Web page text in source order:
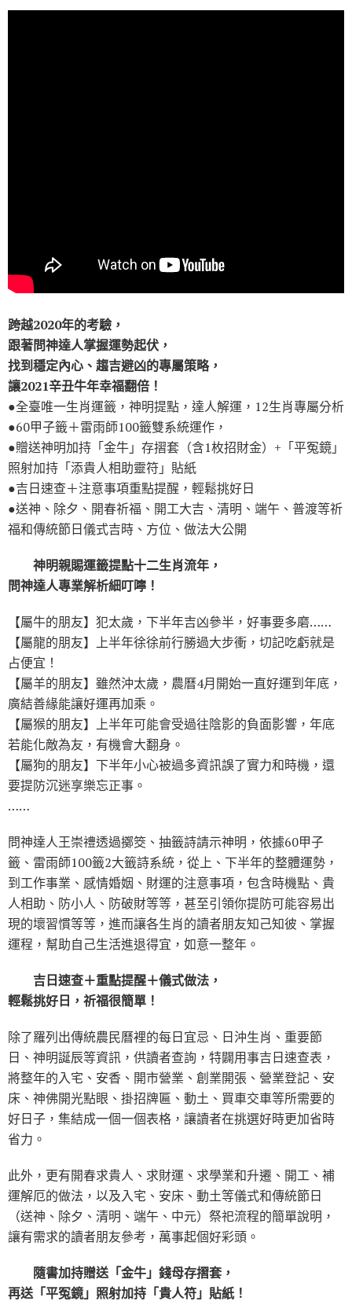
跨越2020年的考驗，
跟著問神達人掌握運勢起伏，
找到穩定內心、趨吉避凶的專屬策略，
讓2021辛丑牛年幸福翻倍！
●全臺唯一生肖運籤，神明提點，達人解運，12生肖專屬分析
●60甲子籤＋雷雨師100籤雙系統運作，
●贈送神明加持「金牛」存摺套（含1枚招財金）+「平冤鏡」
照射加持「添貴人相助靈符」貼紙
●吉日速查＋注意事項重點提醒，輕鬆挑好日
●送神、除夕、開春祈福、開工大吉、清明、端午、普渡等祈
福和傳統節日儀式吉時、方位、做法大公開
神明親賜運籤提點十二生肖流年，
問神達人專業解析細叮嚀！
【屬牛的朋友】犯太歲，下半年吉凶參半，好事要多磨……
【屬龍的朋友】上半年徐徐前行勝過大步衝，切記吃虧就是
占便宜！
【屬羊的朋友】雖然沖太歲，農曆4月開始一直好運到年底，
廣結善緣能讓好運再加乘。
【屬猴的朋友】上半年可能會受過往陰影的負面影響，年底
若能化敵為友，有機會大翻身。
【屬狗的朋友】下半年小心被過多資訊誤了實力和時機，還
要提防沉迷享樂忘正事。
……
問神達人王崇禮透過擲筊、抽籤詩請示神明，依據60甲子
籤、雷雨師100籤2大籤詩系統，從上、下半年的整體運勢，
到工作事業、感情婚姻、財運的注意事項，包含時機點、貴
人相助、防小人、防破財等等，甚至引領你提防可能容易出
現的壞習慣等等，進而讓各生肖的讀者朋友知己知彼、掌握
運程，幫助自己生活進退得宜，如意一整年。
吉日速查＋重點提醒＋儀式做法，
輕鬆挑好日，祈福很簡單！
除了羅列出傳統農民曆裡的每日宜忌、日沖生肖、重要節
日、神明誕辰等資訊，供讀者查詢，特闢用事吉日速查表，
將整年的入宅、安香、開市營業、創業開張、營業登記、安
床、神佛開光點眼、掛招牌匾、動土、買車交車等所需要的
好日子，集結成一個一個表格，讓讀者在挑選好時更加省時
省力。
此外，更有開春求貴人、求財運、求學業和升遷、開工、補
運解厄的做法，以及入宅、安床、動土等儀式和傳統節日
（送神、除夕、清明、端午、中元）祭祀流程的簡單說明，
讓有需求的讀者朋友參考，萬事起個好彩頭。
隨書加持贈送「金牛」錢母存摺套，
再送「平冤鏡」照射加持「貴人符」貼紙！